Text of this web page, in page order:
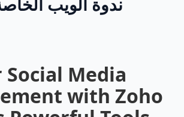
Media
with Zoho